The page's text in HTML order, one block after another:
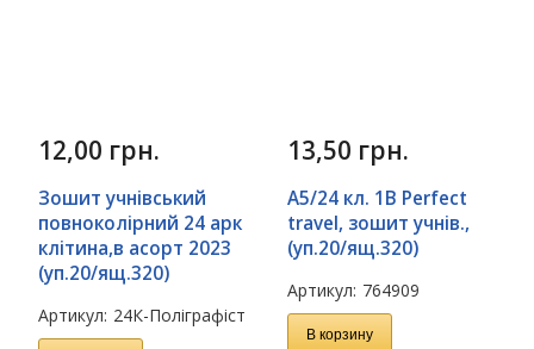
12,00 грн.
Зошит учнівський
повноколірний 24 арк
клітина,в асорт 2023
(уп.20/ящ.320)
Артикул: 24К-Поліграфіст
13,50 грн.
А5/24 кл. 1В Perfect
travel, зошит учнів.,
(уп.20/ящ.320)
Артикул: 764909
В корзину